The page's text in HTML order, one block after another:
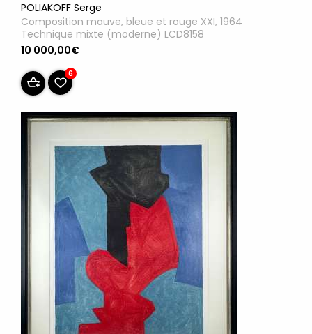
POLIAKOFF Serge
Composition mauve, bleue et rouge XXI, 1964
Technique mixte (moderne) LCD8158
10 000,00€
6